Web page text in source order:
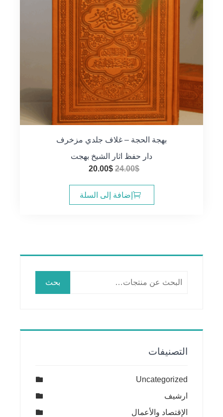
بهجة الحجة – غلاف جلدي مزخرف
دار حفظ اثار الشيخ بهجت
24.00$
السعر
هو:
24.00$.
20.00$
هو:
20.00$.
إضافة إلى السلة
بحث
التصنيفات
Uncategorized
ارشيف
الإقتصاد والأعمال